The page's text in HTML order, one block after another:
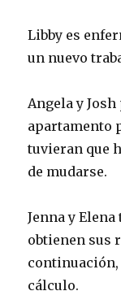
Libby es
un nuevo
Angela y
apartamento
tuvieran que
de mudarse.
Jenna y
obtienen sus
continuación,
cálculo.